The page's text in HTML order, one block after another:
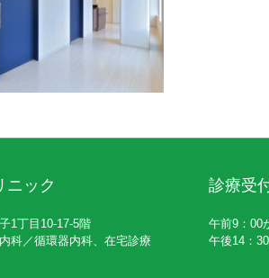
ニック
1丁目10-17-5階
科／循環器内科、在宅診療
診療受
午前9：00
午後14：